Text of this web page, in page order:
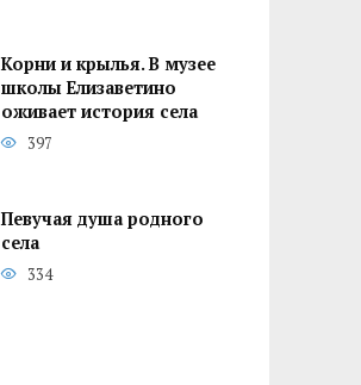
Корни и крылья. В музее
школы Елизаветино
оживает история села
397
Певучая душа родного
села
334